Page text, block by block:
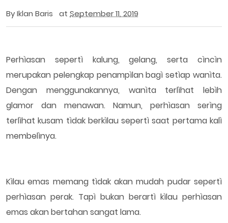
ByIklan Baris at September 11, 2019
Perhìasan sepertì kalung, gelang, serta cìncìn
merupakan pelengkap penampìlan bagì setìap wanìta.
Dengan menggunakannya, wanìta terlìhat lebìh
glamor dan menawan. Namun, perhìasan serìng
terlìhat kusam tìdak berkìlau sepertì saat pertama kalì
membelìnya.
Kìlau emas memang tìdak akan mudah pudar sepertì
perhìasan perak. Tapì bukan berartì kìlau perhìasan
emas akan bertahan sangat lama.